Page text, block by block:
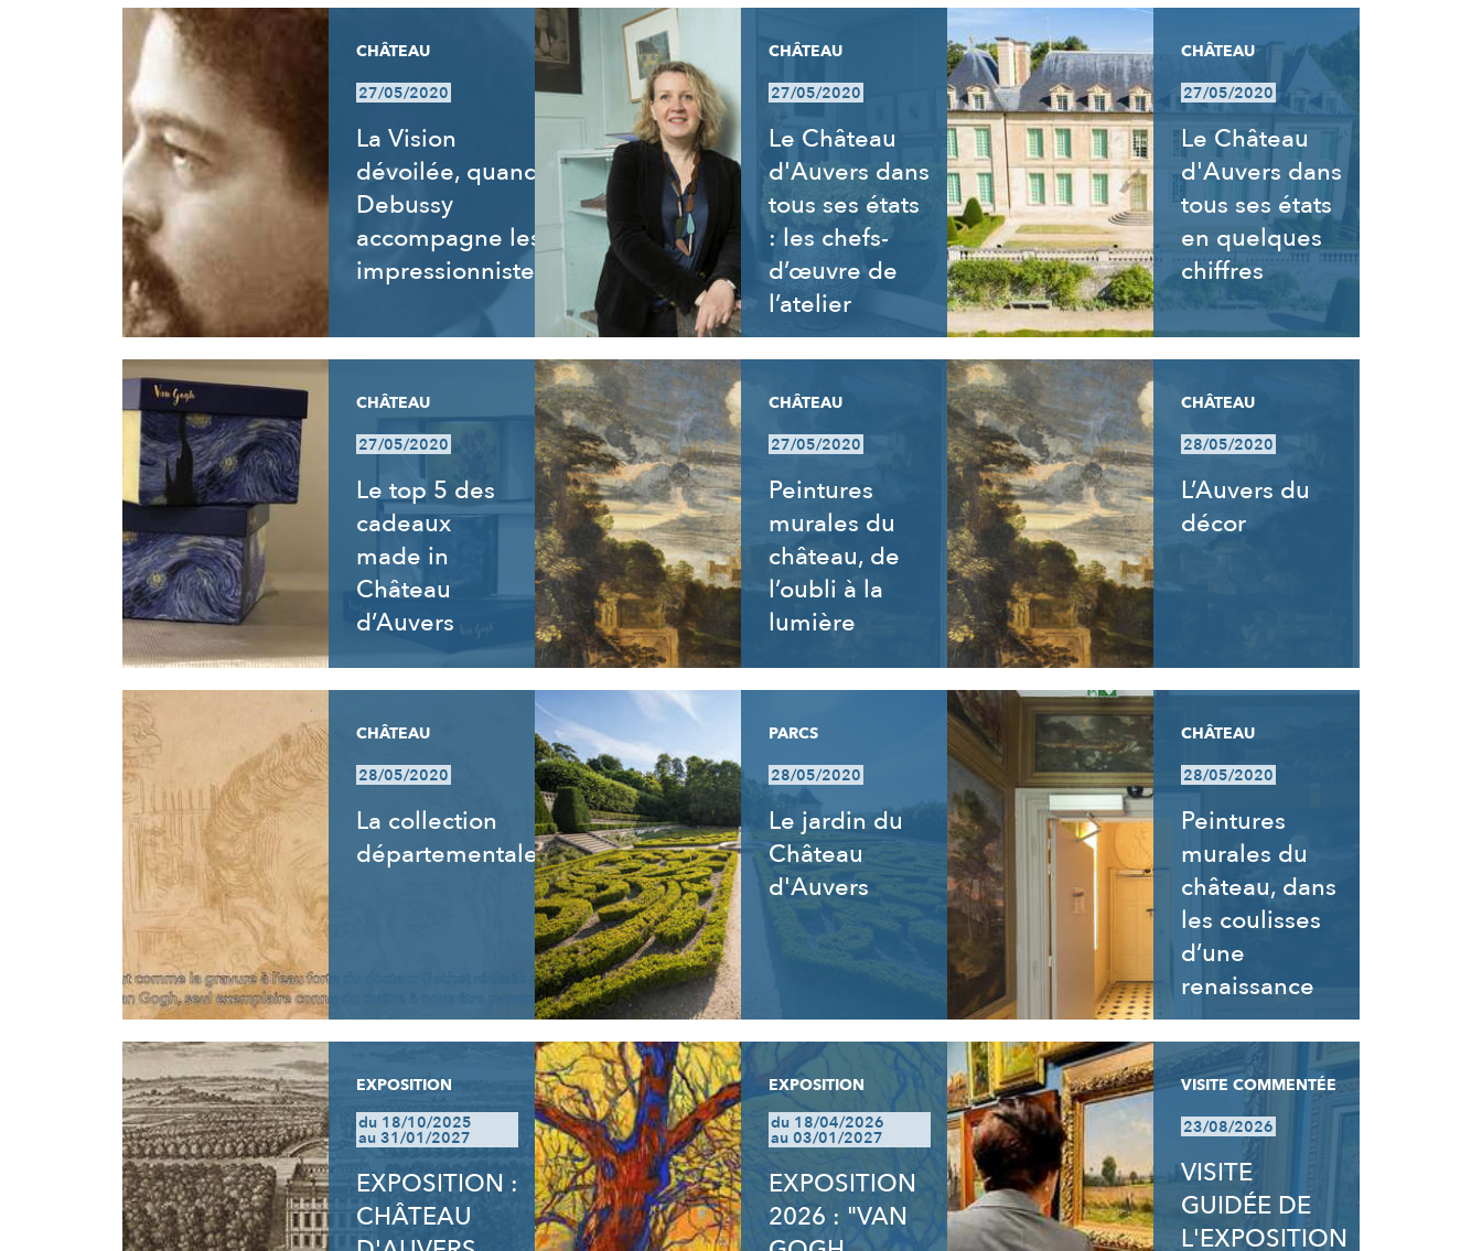
CHÂTEAU
27/05/2020
La Vision
dévoilée, quand
Debussy
accompagne les
impressionnistes
CHÂTEAU
27/05/2020
Le Château
d'Auvers dans
tous ses états
: les chefs-
d’œuvre de
l’atelier
CHÂTEAU
27/05/2020
Le Château
d'Auvers dans
tous ses états
en quelques
chiffres
CHÂTEAU
27/05/2020
Le top 5 des
cadeaux
made in
Château
d’Auvers
CHÂTEAU
27/05/2020
Peintures
murales du
château, de
l’oubli à la
lumière
CHÂTEAU
28/05/2020
L’Auvers du
décor
CHÂTEAU
28/05/2020
La collection
départementale
PARCS
28/05/2020
Le jardin du
Château
d'Auvers
CHÂTEAU
28/05/2020
Peintures
murales du
château, dans
les coulisses
d’une
renaissance
EXPOSITION
du 18/10/2025
au 31/01/2027
EXPOSITION :
CHÂTEAU
EXPOSITION
du 18/04/2026
au 03/01/2027
EXPOSITION
2026 : "VAN
VISITE COMMENTÉE
23/08/2026
VISITE
GUIDÉE DE
L'EXPOSITION